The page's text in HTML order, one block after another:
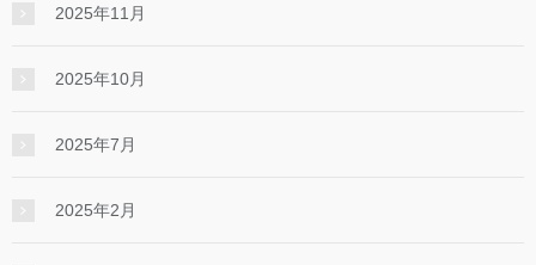
2025年11月
2025年10月
2025年7月
2025年2月